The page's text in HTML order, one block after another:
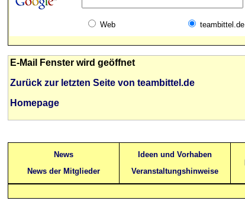
Web teambittel.de
E-Mail Fenster wird geöffnet
Zurück zur letzten Seite von teambittel.de
Homepage
News
News der Mitglieder
Ideen und Vorhaben
Veranstaltungshinweise